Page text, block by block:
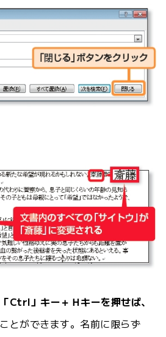
「Ctrl」キー＋Ｈキーを押せば、
ことができます。名前に限らず